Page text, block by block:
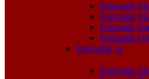
Pnömatik
Pnömatik
Pnömatik
Pnömatik
Pnömatik Te
Pnömatik